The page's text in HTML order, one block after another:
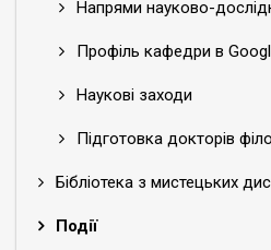
Напрями науково-
Профіль кафедри в
Наукові заходи
Підготовка докторів
Бібліотека з мистецьких
Події